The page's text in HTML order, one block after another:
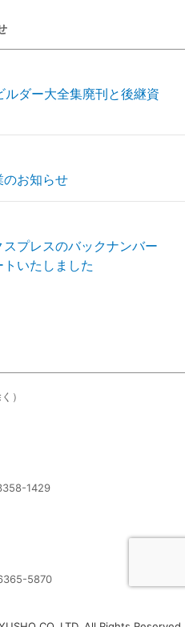
ルダー大全集廃刊と後継資
のお知らせ
スプレスのバックナンバー
いたしました
）
1429
5870